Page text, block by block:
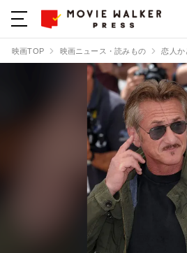
映画TOP 映画ニュース・読みもの 恋人か